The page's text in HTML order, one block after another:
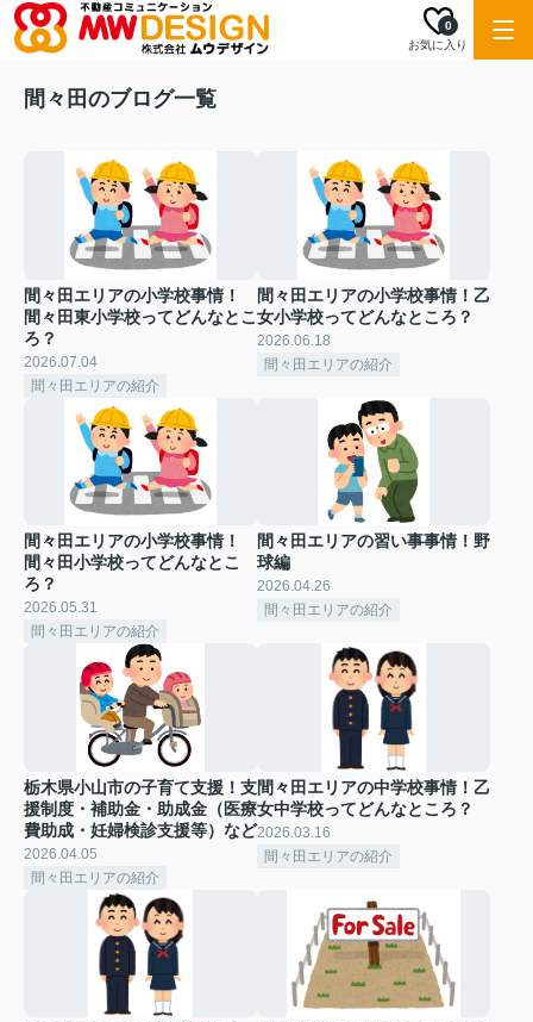
お気に入り
0
間々田のブログ一覧
間々田エリアの小学校事情！
間々田東小学校ってどんなとこ
ろ？
2026.07.04
間々田エリアの紹介
間々田エリアの小学校事情！乙
女小学校ってどんなところ？
2026.06.18
間々田エリアの紹介
間々田エリアの小学校事情！
間々田小学校ってどんなとこ
ろ？
2026.05.31
間々田エリアの紹介
間々田エリアの習い事事情！野
球編
2026.04.26
間々田エリアの紹介
栃木県小山市の子育て支援！支
援制度・補助金・助成金（医療
費助成・妊婦検診支援等）など
2026.04.05
間々田エリアの紹介
間々田エリアの中学校事情！乙
女中学校ってどんなところ？
2026.03.16
間々田エリアの紹介